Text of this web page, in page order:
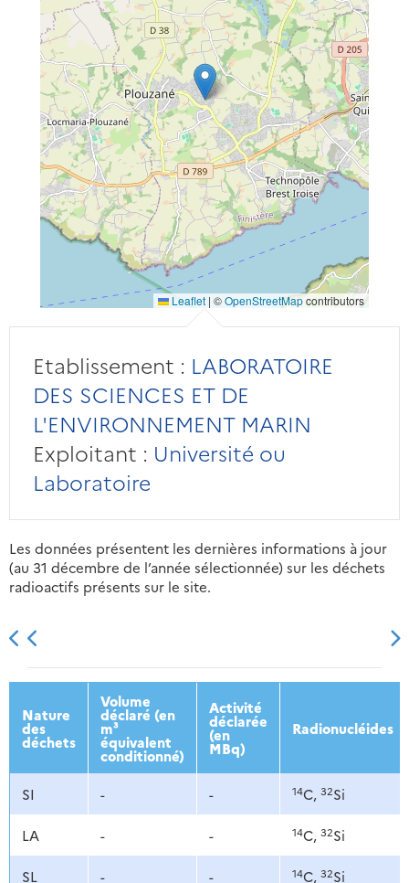
Leaflet | ©OpenStreetMapcontributors
Etablissement : LABORATOIRE
DES SCIENCES ET DE
L'ENVIRONNEMENT MARIN
Exploitant : Université ou
Laboratoire
Les données présentent les dernières informations à jour
(au 31 décembre de l’année sélectionnée) sur les déchets
radioactifs présents sur le site.
2013 2014 2015 2016
Nature
des
déchets
Volume
déclaré (en
m³
équivalent
conditionné)
Activité
déclarée
(en
MBq)
Radionucléides
SI - - 14C, 32Si
LA - - 14C, 32Si
SL - - 14C, 32Si